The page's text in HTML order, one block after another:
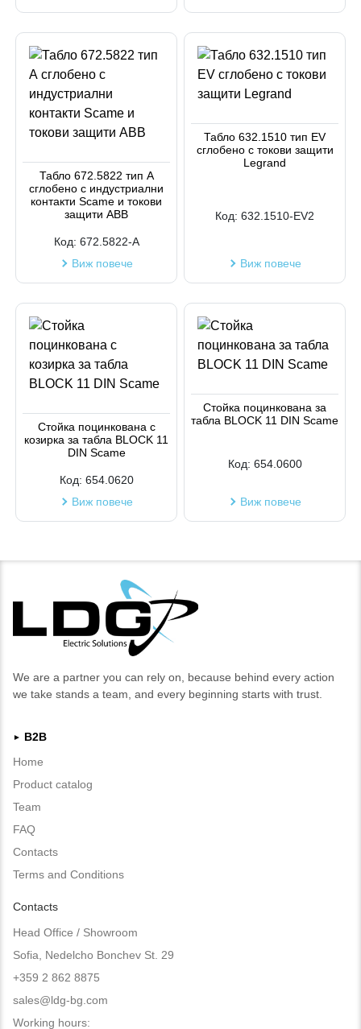
Табло 672.5822 тип А
сглобено с индустриални
контакти Scame и токови
защити ABB
Код: 672.5822-A
Виж повече
Табло 632.1510 тип EV
сглобено с токови защити
Legrand
Код: 632.1510-EV2
Виж повече
Стойка поцинкована с
козирка за табла BLOCK 11
DIN Scame
Код: 654.0620
Виж повече
Стойка поцинкована за
табла BLOCK 11 DIN Scame
Код: 654.0600
Виж повече
We are a partner you can rely on, because behind every action
we take stands a team, and every beginning starts with trust.
►
B2B
Home
Product catalog
Team
FAQ
Contacts
Terms and Conditions
Contacts
Head Office / Showroom
Sofia, Nedelcho Bonchev St. 29
+359 2 862 8875
sales@ldg-bg.com
Working hours: